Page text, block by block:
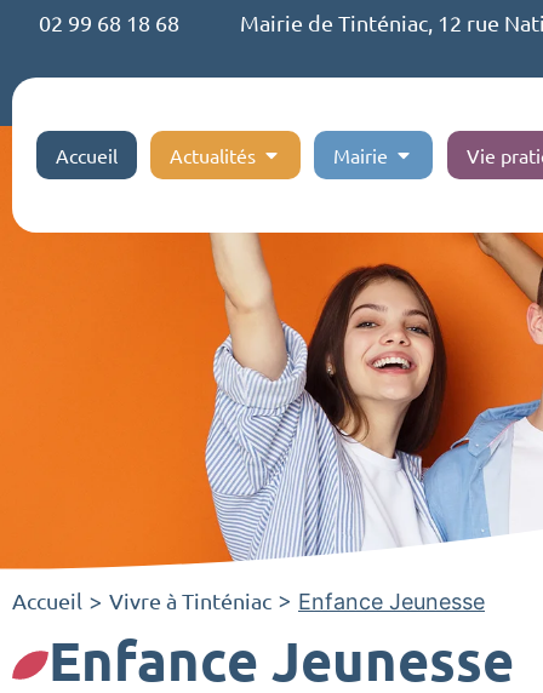
02 99 68 18 68 Mairie de Tinténiac, 12 rue
Accueil Actualités Mairie Vie
Accueil > Vivre à Tinténiac > Enfance Jeunesse
Enfance Jeunesse